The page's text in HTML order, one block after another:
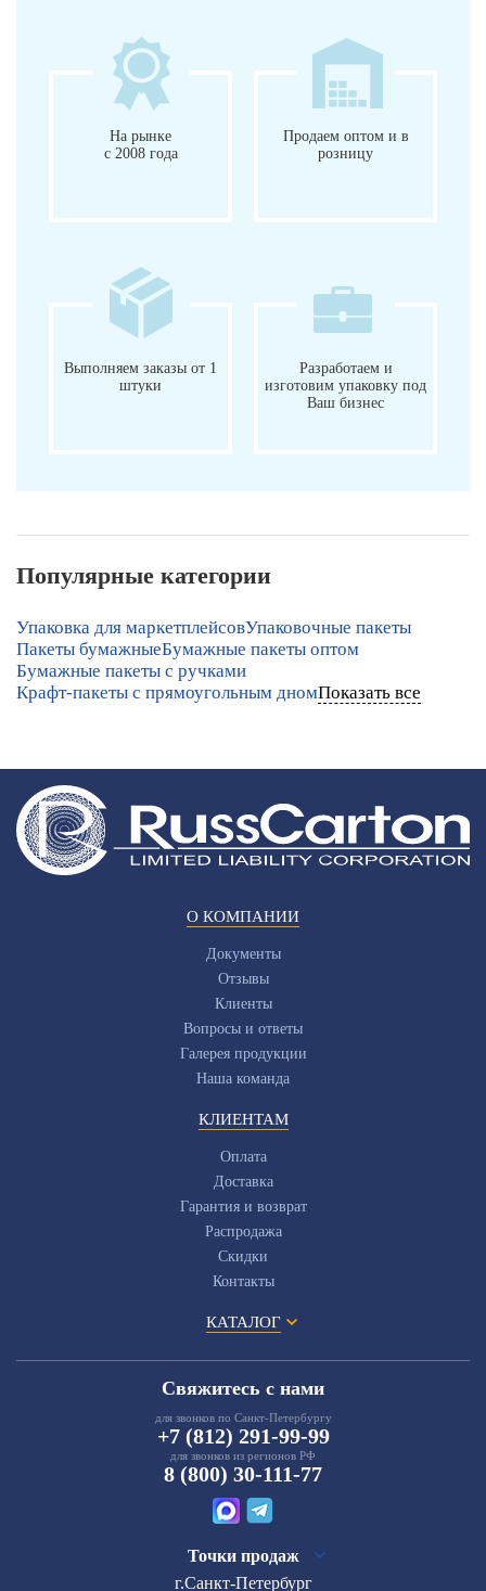
На рынке
с 2008 года
Продаем оптом и в
розницу
Выполняем заказы от 1
штуки
Разработаем и
изготовим упаковку под
Ваш бизнес
Популярные категории
Упаковка для маркетплейсовУпаковочные пакеты
Пакеты бумажныеБумажные пакеты оптом
Бумажные пакеты с ручками
Крафт-пакеты с прямоугольным дномПоказать все
О КОМПАНИИ
Документы
Отзывы
Клиенты
Вопросы и ответы
Галерея продукции
Наша команда
КЛИЕНТАМ
Оплата
Доставка
Гарантия и возврат
Распродажа
Скидки
Контакты
КАТАЛОГ
Свяжитесь с нами
для звонков по Санкт-Петербургу
+7 (812) 291-99-99
для звонков из регионов РФ
8 (800) 30-111-77
Точки продаж
г.Санкт-Петербург